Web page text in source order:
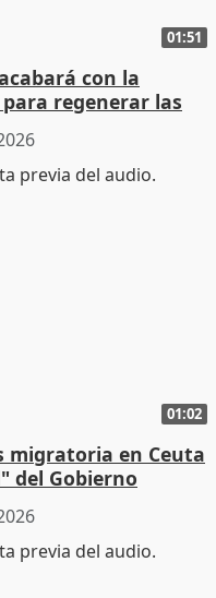
01:51
con la
regenerar las
01:02
migratoria en Ceuta
del Gobierno